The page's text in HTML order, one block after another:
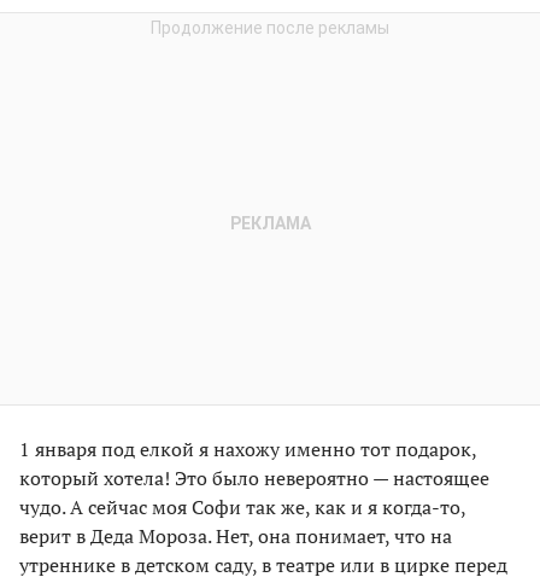
1 января под елкой я нахожу именно тот подарок,
который хотела! Это было невероятно — настоящее
чудо. А сейчас моя Софи так же, как и я когда-то,
верит в Деда Мороза. Нет, она понимает, что на
утреннике в детском саду, в театре или в цирке перед